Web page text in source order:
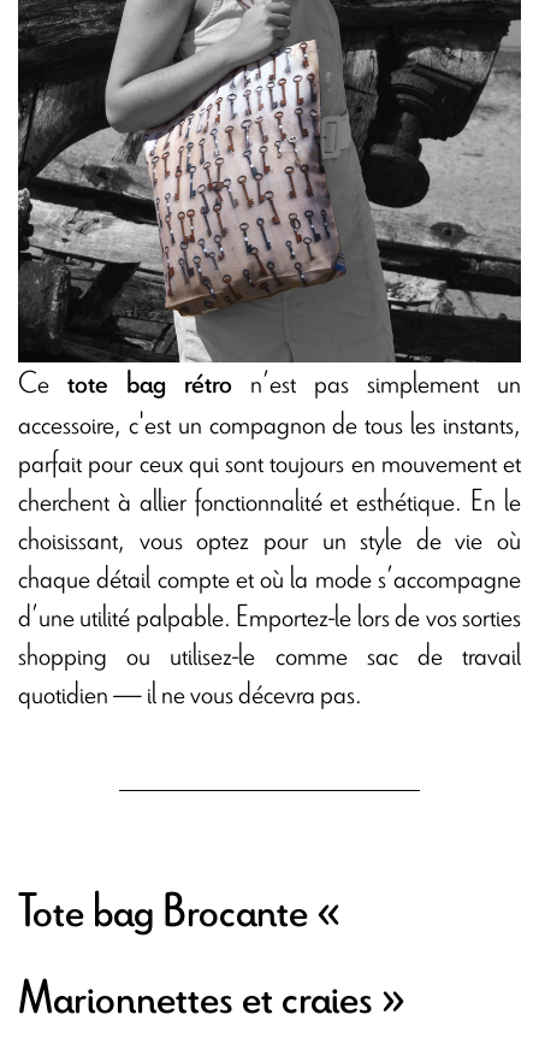
Ce tote bag rétro n’est pas simplement un
accessoire, c'est un compagnon de tous les instants,
parfait pour ceux qui sont toujours en mouvement et
cherchent à allier fonctionnalité et esthétique. En le
choisissant, vous optez pour un style de vie où
chaque détail compte et où la mode s’accompagne
d’une utilité palpable. Emportez-le lors de vos sorties
shopping ou utilisez-le comme sac de travail
quotidien — il ne vous décevra pas.
Tote bag Brocante «
Marionnettes et craies »